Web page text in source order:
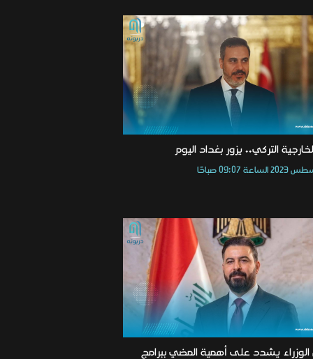
التركي.. يزور بغداد اليوم
يشدد على أهمية المضي ببرامج